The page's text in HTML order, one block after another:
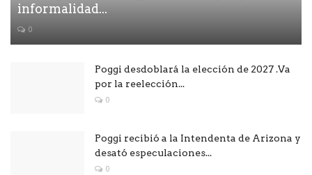
informalidad...
0
Poggi desdoblará la elección de 2027 .Va
por la reelección...
0
Poggi recibió a la Intendenta de Arizona y
desató especulaciones...
0